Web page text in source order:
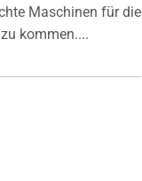
Maschinen für die
kommen....